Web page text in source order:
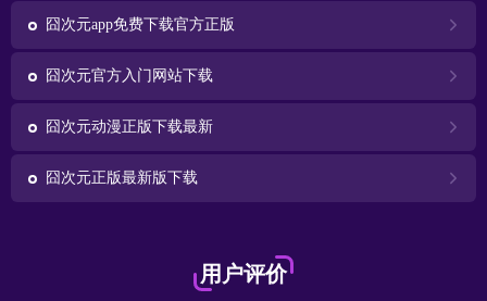
囧次元app免费下载官方正版
囧次元官方入门网站下载
囧次元动漫正版下载最新
囧次元正版最新版下载
用户评价